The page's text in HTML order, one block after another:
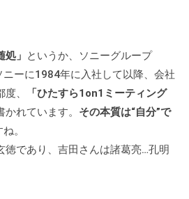
処」 というか、ソニーグループ
ニーに1984年に入社して以降、会社
、
「ひたすら1on1ミーティング
かれています。 その本質は“自分”で
。
徳であり、吉田さんは諸葛亮…孔明